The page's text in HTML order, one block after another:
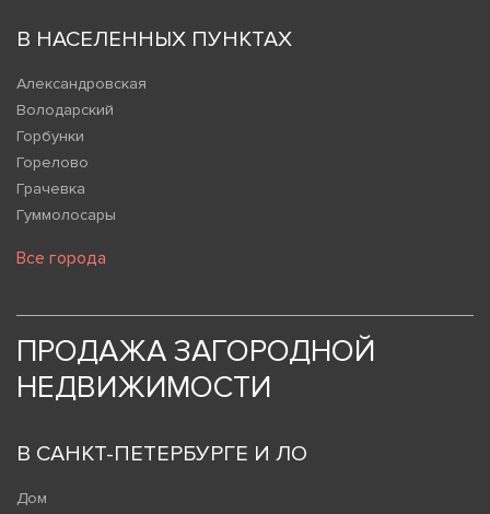
В НАСЕЛЕННЫХ ПУНКТАХ
Александровская
Володарский
Горбунки
Горелово
Грачевка
Гуммолосары
Все города
ПРОДАЖА ЗАГОРОДНОЙ
НЕДВИЖИМОСТИ
В САНКТ-ПЕТЕРБУРГЕ И ЛО
Дом